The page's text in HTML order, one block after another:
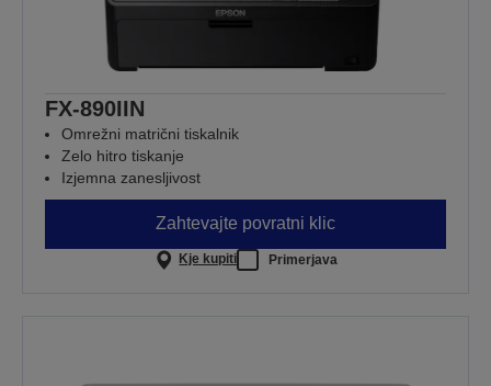
FX-890IIN
Omrežni matrični tiskalnik
Zelo hitro tiskanje
Izjemna zanesljivost
Zahtevajte povratni klic
Kje kupiti Primerjava